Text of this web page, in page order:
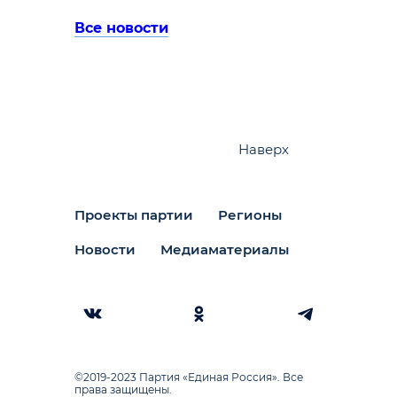
Все новости
Проекты партии Регионы
Новости Медиаматериалы
Наверх
©2019-2023 Партия «Единая Россия». Все
права защищены.